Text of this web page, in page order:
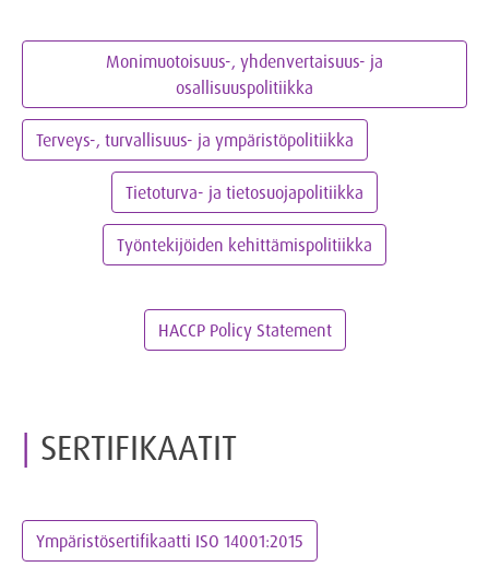
Monimuotoisuus-, yhdenvertaisuus- ja
osallisuuspolitiikka
Terveys-, turvallisuus- ja ympäristöpolitiikka
Tietoturva- ja tietosuojapolitiikka
Työntekijöiden kehittämispolitiikka
HACCP Policy Statement
SERTIFIKAATIT
Ympäristösertifikaatti ISO 14001:2015